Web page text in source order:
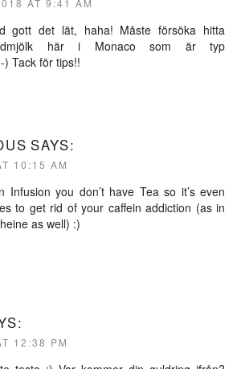
AT 9:41 AM
gott det lät, haha! Måste försöka hitta
här i Monaco som är typ
Tack för tips!!
SAYS:
10:15 AM
Infusion you don’t have Tea so it’s even
to get rid of your caffein addiction (as in
as well) :)
12:38 PM